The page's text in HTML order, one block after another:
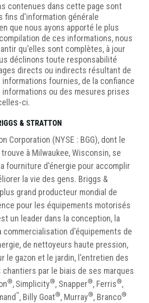
contenues dans cette page sont
fins d'information générale
que nous ayons apporté le plus
de ces informations, nous
qu'elles sont complètes, à jour
déclinons toute responsabilité
directs ou indirects résultant de
fournies, de la confiance
informations ou des mesures prises
ci.
& STRATTON
Corporation (NYSE : BGG), dont le
à Milwaukee, Wisconsin, se
fourniture d'énergie pour accomplir
la vie des gens. Briggs &
grand producteur mondial de
pour les équipements motorisés
un leader dans la conception, la
commercialisation d'équipements de
de nettoyeurs haute pression,
le gazon et le jardin, l'entretien des
par le biais de ses marques
®,Simplicity®, Snapper®, Ferris®,
™, Billy Goat®, Murray®, Branco®